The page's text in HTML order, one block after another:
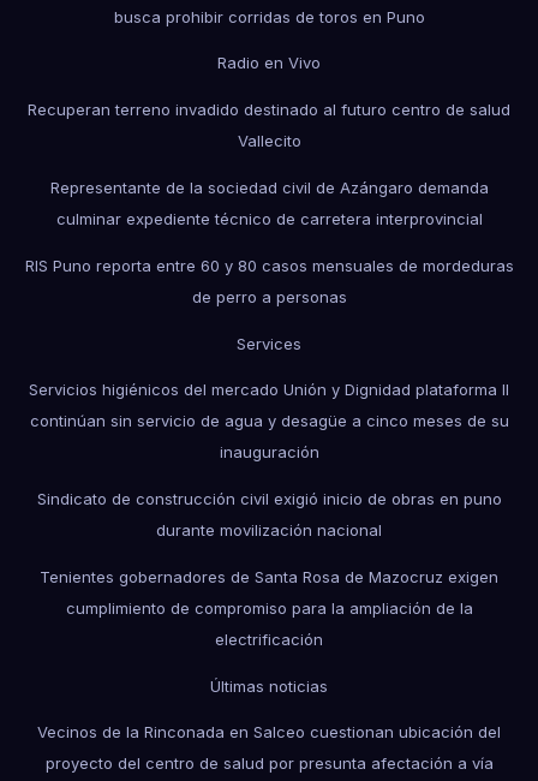
busca prohibir corridas de toros en Puno
Radio en Vivo
Recuperan terreno invadido destinado al futuro centro de salud
Vallecito
Representante de la sociedad civil de Azángaro demanda
culminar expediente técnico de carretera interprovincial
RIS Puno reporta entre 60 y 80 casos mensuales de mordeduras
de perro a personas
Services
Servicios higiénicos del mercado Unión y Dignidad plataforma II
continúan sin servicio de agua y desagüe a cinco meses de su
inauguración
Sindicato de construcción civil exigió inicio de obras en puno
durante movilización nacional
Tenientes gobernadores de Santa Rosa de Mazocruz exigen
cumplimiento de compromiso para la ampliación de la
electrificación
Últimas noticias
Vecinos de la Rinconada en Salceo cuestionan ubicación del
proyecto del centro de salud por presunta afectación a vía